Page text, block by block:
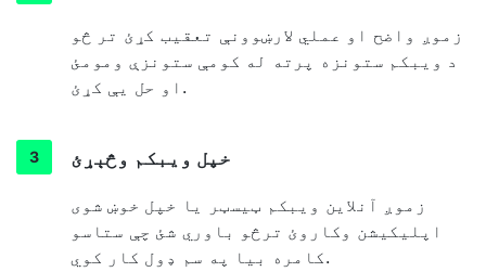
زموږ واضح او عملي لارښوونې تعقیب کړئ تر څو
د ویبکم ستونزه پرته له کومې ستونزې ومومئ
او حل یې کړئ.
خپل ویبکم وڅېړئ
زموږ آنلاین ویبکم ټیسټر یا خپل خوښ شوی
اپلیکیشن وکاروئ ترڅو باوري شئ چې ستاسو
کامره بیا په سم ډول کار کوي.